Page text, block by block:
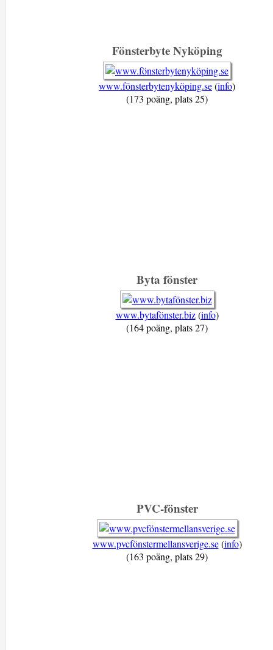
Fönsterbyte Nyköping
www.fönsterbytenyköping.se(info)
(173 poäng, plats 25)
Byta fönster
www.bytafönster.biz(info)
(164 poäng, plats 27)
PVC-fönster
www.pvcfönstermellansverige.se(info)
(163 poäng, plats 29)